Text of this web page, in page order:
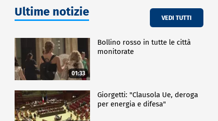
Ultime notizie VEDI TUTTI
01:33
Bollino rosso in tutte le città
monitorate
Giorgetti: "Clausola Ue, deroga
per energia e difesa"